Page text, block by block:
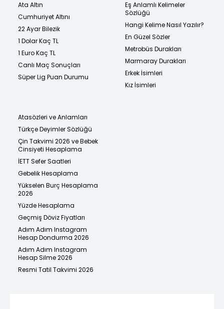
Ata Altın
Cumhuriyet Altını
22 Ayar Bilezik
1 Dolar Kaç TL
1 Euro Kaç TL
Canlı Maç Sonuçları
Süper Lig Puan Durumu
Eş Anlamlı Kelimeler
Sözlüğü
Hangi Kelime Nasıl Yazılır?
En Güzel Sözler
Metrobüs Durakları
Marmaray Durakları
Erkek İsimleri
Kız İsimleri
Atasözleri ve Anlamları
Türkçe Deyimler Sözlüğü
Çin Takvimi 2026 ve Bebek
Cinsiyeti Hesaplama
İETT Sefer Saatleri
Gebelik Hesaplama
Yükselen Burç Hesaplama
2026
Yüzde Hesaplama
Geçmiş Döviz Fiyatları
Adım Adım Instagram
Hesap Dondurma 2026
Adım Adım Instagram
Hesap Silme 2026
Resmi Tatil Takvimi 2026